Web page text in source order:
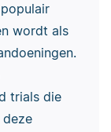
wordt als
trials die